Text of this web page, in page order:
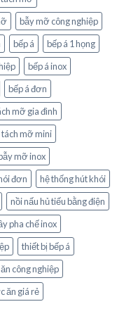
bẫy mỡ công nghiệp
bếp á
bếp á 1 họng
bếp á inox
bếp á đơn
mỡ gia đình
tách mỡ mini
mỡ inox
đơn
hệ thống hút khói
nồi nấu hủ tiếu bằng điện
pha chế inox
thiết bị bếp á
công nghiệp
ăn giá rẻ